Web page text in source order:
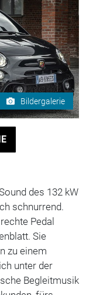
Bildergalerie
des 132 kW
schnurrend.
Pedal
Sie
zu einem
unter der
Begleitmusik